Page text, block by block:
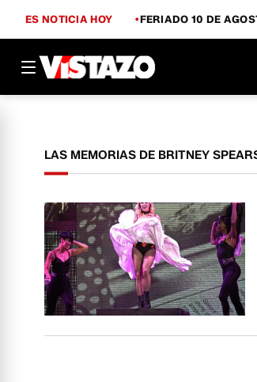
ES NOTICIA HOY FERIADO 10 DE
LAS MEMORIAS DE BRITNEY